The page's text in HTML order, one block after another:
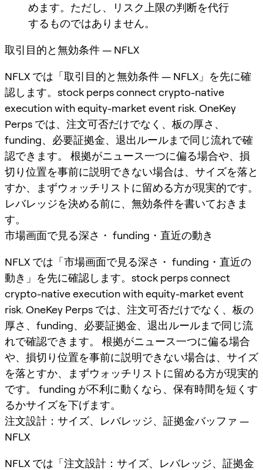
めます。ただし、リスク上限の判断を代行
するものではありません。
取引目的と無効条件 — NFLX
NFLX では「取引目的と無効条件 — NFLX」を先に確
認します。stock perps connect crypto-native
execution with equity-market event risk. OneKey
Perps では、注文可否だけでなく、板の厚さ、
funding、必要証拠金、退出ルールまで同じ流れで確
認できます。 根拠がニュース一つに偏る場合や、損
切り位置を事前に説明できない場合は、サイズを落と
すか、まずウォッチリストに留める方が現実的です。
レバレッジを決める前に、無効条件を書いておきま
す。
市場画面で見る深さ・ funding・直近の動き
NFLX では「市場画面で見る深さ・ funding・直近の
動き」を先に確認します。stock perps connect
crypto-native execution with equity-market event
risk. OneKey Perps では、注文可否だけでなく、板の
厚さ、funding、必要証拠金、退出ルールまで同じ流
れで確認できます。 根拠がニュース一つに偏る場合
や、損切り位置を事前に説明できない場合は、サイズ
を落とすか、まずウォッチリストに留める方が現実的
です。 funding が不利に動くなら、保有時間を短くす
るかサイズを下げます。
注文設計：サイズ、レバレッジ、証拠金バッファ —
NFLX
NFLX では「注文設計：サイズ、レバレッジ、証拠金